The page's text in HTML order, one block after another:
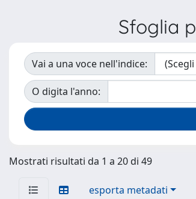
Sfoglia
Vai a una voce nell'indice:
O digita l'anno:
Mostrati risultati da 1 a 20 di 49
esporta metadati